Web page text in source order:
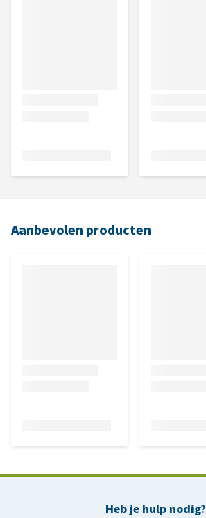
Aanbevolen producten
Heb je hulp nodig?